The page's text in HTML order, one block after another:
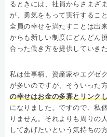
るときには、社員からさまざ
が、勇気をもって実行するこ
全員の幸せを満たすことは出
からも新しい制度にどんどん
合った働き方を提供していきた
私は仕事柄、資産家やエグゼ
が多いのですが、そういった
の幸せはお金の多寡とリンク
になりました。ですので、私
りません。それよりも周りの
してあげたいという気持ちの